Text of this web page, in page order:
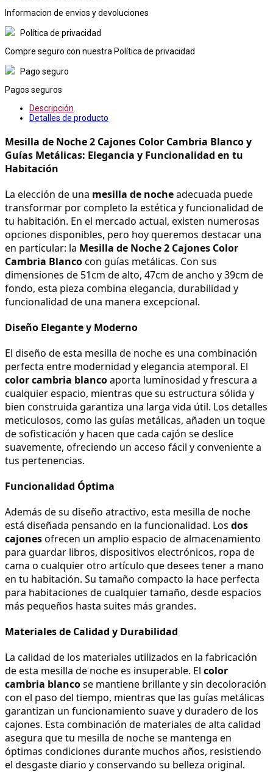
Informacion de envios y devoluciones
Política de privacidad
Compre seguro con nuestra Política de privacidad
Pago seguro
Pagos seguros
Descripción
Detalles de producto
Mesilla de Noche 2 Cajones Color Cambria Blanco y
Guías Metálicas: Elegancia y Funcionalidad en tu
Habitación
La elección de una mesilla de noche adecuada puede
transformar por completo la estética y funcionalidad de
tu habitación. En el mercado actual, existen numerosas
opciones disponibles, pero hoy queremos destacar una
en particular: la Mesilla de Noche 2 Cajones Color
Cambria Blanco con guías metálicas. Con sus
dimensiones de 51cm de alto, 47cm de ancho y 39cm de
fondo, esta pieza combina elegancia, durabilidad y
funcionalidad de una manera excepcional.
Diseño Elegante y Moderno
El diseño de esta mesilla de noche es una combinación
color cambria blanco aporta luminosidad y frescura a
cualquier espacio, mientras que su estructura sólida y
bien construida garantiza una larga vida útil. Los detalles
meticulosos, como las guías metálicas, añaden un toque
de sofisticación y hacen que cada cajón se deslice
suavemente, ofreciendo un acceso fácil y conveniente a
tus pertenencias.
Funcionalidad Óptima
Además de su diseño atractivo, esta mesilla de noche
está diseñada pensando en la funcionalidad. Los dos
cajones ofrecen un amplio espacio de almacenamiento
para guardar libros, dispositivos electrónicos, ropa de
cama o cualquier otro artículo que desees tener a mano
en tu habitación. Su tamaño compacto la hace perfecta
para habitaciones de cualquier tamaño, desde espacios
más pequeños hasta suites más grandes.
Materiales de Calidad y Durabilidad
La calidad de los materiales utilizados en la fabricación
de esta mesilla de noche es insuperable. El color
cambria blanco se mantiene brillante y sin decoloración
con el paso del tiempo, mientras que las guías metálicas
garantizan un funcionamiento suave y duradero de los
cajones. Esta combinación de materiales de alta calidad
asegura que tu mesilla de noche se mantenga en
óptimas condiciones durante muchos años, resistiendo
el desgaste diario y conservando su belleza original.